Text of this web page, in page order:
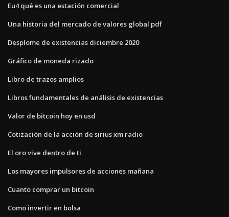
Eu4 qué es una estación comercial
Una historia del mercado de valores global pdf
Desplome de existencias diciembre 2020
Gráfico de moneda rizado
Libro de trazos amplios
Libros fundamentales de análisis de existencias
Valor de bitcoin hoy en usd
Cotización de la acción de sirius xm radio
El oro vive dentro de ti
Los mayores impulsores de acciones mañana
Cuanto comprar un bitcoin
Como invertir en bolsa